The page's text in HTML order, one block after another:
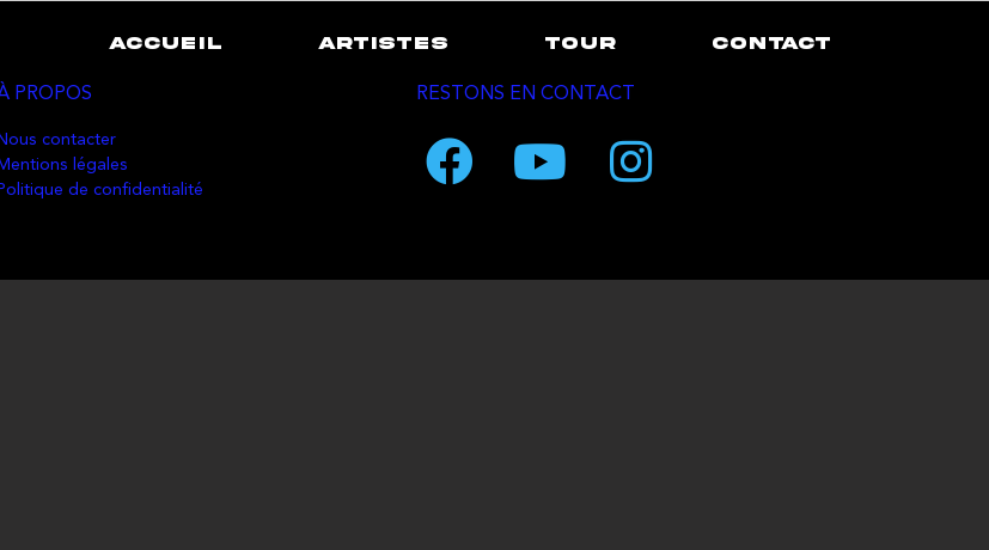
ACCUEIL ARTISTES TOUR CONTACT
PROPOS
contacter
légales
de confidentialité
RESTONS EN CONTACT